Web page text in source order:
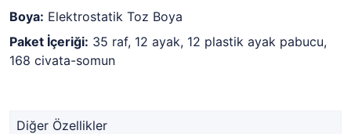
Boya: Elektrostatik Toz Boya
Paket İçeriği: 35 raf, 12 ayak, 12 plastik ayak pabucu,
168 civata-somun
Diğer Özellikler